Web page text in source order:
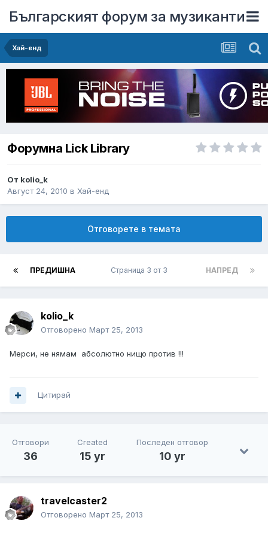
Българският форум за музиканти
Хай-енд
Форумна Lick Library
От kolio_k
Август 24, 2010 в Хай-енд
Отговорете в темата
ПРЕДИШНА НАПРЕД
Страница 3 от 3
kolio_k
Отговорено Март 25, 2013
Мерси, не нямам абсолютно нищо против !!!
Цитирай
Отговори
36
Created
15 yr
Последен отговор
10 yr
travelcaster2
Отговорено Март 25, 2013